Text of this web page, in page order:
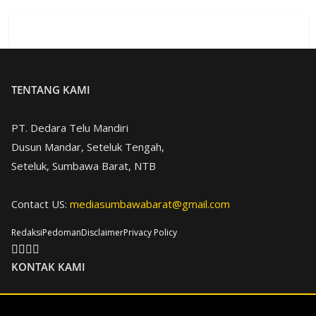
TENTANG KAMI
PT. Dedara Telu Mandiri
Dusun Mandar, Seteluk Tengah,
Seteluk, Sumbawa Barat, NTB
Contact US: mediasumbawabarat@gmail.com
RedaksiPedomanDisclaimerPrivacy Policy
KONTAK KAMI